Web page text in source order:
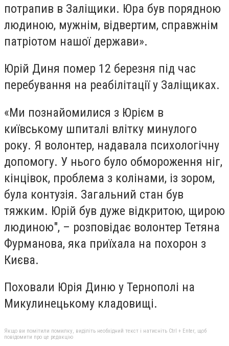
потрапив в Заліщики. Юра був порядною
людиною, мужнім, відвертим, справжнім
патріотом нашої держави».
Юрій Диня помер 12 березня під час
перебування на реабілітації у Заліщиках.
«Ми познайомилися з Юрієм в
київському шпиталі влітку минулого
року. Я волонтер, надавала психологічну
допомогу. У нього було обмороження ніг,
кінцівок, проблема з колінами, із зором,
була контузія. Загальний стан був
тяжким. Юрій був дуже відкритою, щирою
людиною", – розповідає волонтер Тетяна
Фурманова, яка приїхала на похорон з
Києва.
Поховали Юрія Диню у Тернополі на
Микулинецькому кладовищі.
Якщо ви помітили помилку, виділіть необхідний текст і натисніть Ctrl + Enter, щоб
повідомити про це редакцію